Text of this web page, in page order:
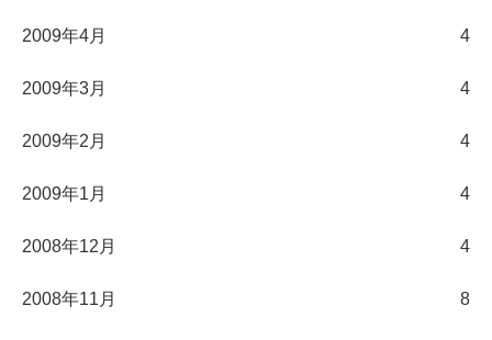
2009年4月 4
2009年3月 4
2009年2月 4
2009年1月 4
2008年12月 4
2008年11月 8